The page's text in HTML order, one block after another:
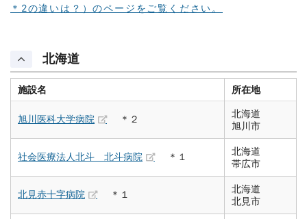
＊2の違いは？）のページをご覧ください。
北海道
施設名 所在地
旭川医科大学病院 ＊２
北海道
旭川市
社会医療法人北斗 北斗病院 ＊１
北海道
帯広市
北見赤十字病院 ＊１
北海道
北見市